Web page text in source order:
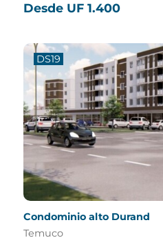
Desde UF 1.400
DS19
Condominio alto Durand
Temuco